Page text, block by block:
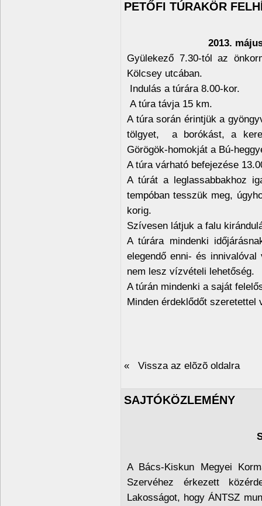
PETŐFI TÚRAKÖR
2013.
Gyülekező 7.30-tól az
Kölcsey utcában.
Indulás a túrára 8.00-kor.
A túra távja 15 km.
A túra során érintjük a
tölgyet, a borókást, a
Görögök-homokját a Bú-
A túra várható befejezése
A túrát a leglassabbakhoz
tempóban tesszük meg,
korig.
Szívesen látjuk a falu
A túrára mindenki
elegendő enni- és
nem lesz vízvételi lehetőség.
A túrán mindenki a saját
Minden érdeklődőt szeretettel
« Vissza az elõzõ oldalra
SAJTÓKÖZLEMÉNY
A Bács-Kiskun Megyei
Szervéhez érkezett
Lakosságot, hogy ÁNTSZ